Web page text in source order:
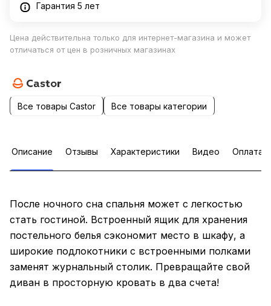
Гарантия 5 лет
Цена действительна только для интернет-магазина и может
отличаться от цен в розничных магазинах
Все товары Castor Все товары категории
Описание Отзывы Характеристики Видео Оплата
После ночного сна спальня может с легкостью
стать гостиной. Встроенный ящик для хранения
постельного белья сэкономит место в шкафу, а
широкие подлокотники с встроенными полками
заменят журнальный столик. Превращайте свой
диван в просторную кровать в два счета!